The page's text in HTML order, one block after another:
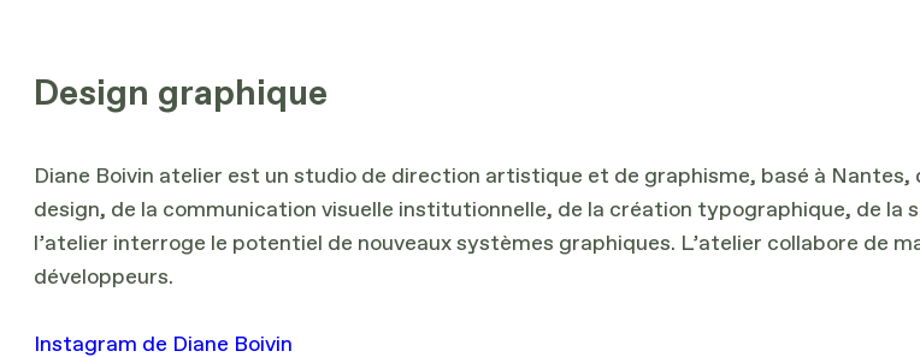
Design graphique
Diane Boivin atelier est un studio de direction artistique et de graphisme, basé à
design, de la communication visuelle institutionnelle, de la création typographique, de la
l’atelier interroge le potentiel de nouveaux systèmes graphiques. L’atelier collabore de
développeurs.
Instagram de Diane Boivin